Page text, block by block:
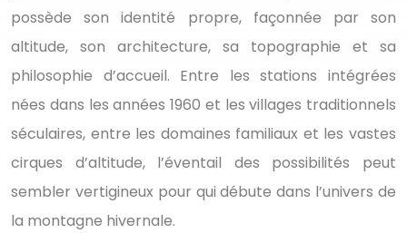
possède son identité propre, façonnée par son
altitude, son architecture, sa topographie et sa
philosophie d’accueil. Entre les stations intégrées
nées dans les années 1960 et les villages traditionnels
séculaires, entre les domaines familiaux et les vastes
cirques d’altitude, l’éventail des possibilités peut
sembler vertigineux pour qui débute dans l’univers de
la montagne hivernale.